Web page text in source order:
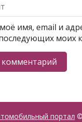
имя, email и
моих
портал